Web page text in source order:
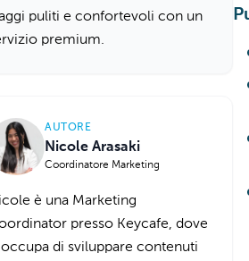
puliti e confortevoli con un
premium.
AUTORE
Nicole Arasaki
Coordinatore Marketing
è una Marketing
presso Keycafe, dove
di sviluppare contenuti